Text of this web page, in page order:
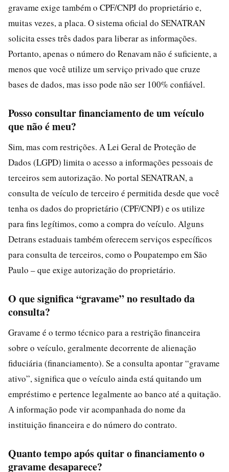
gravame exige também o CPF/CNPJ do proprietário e,
muitas vezes, a placa. O sistema oficial do SENATRAN
solicita esses três dados para liberar as informações.
Portanto, apenas o número do Renavam não é suficiente, a
menos que você utilize um serviço privado que cruze
bases de dados, mas isso pode não ser 100% confiável.
Posso consultar financiamento de um veículo
que não é meu?
Sim, mas com restrições. A Lei Geral de Proteção de
Dados (LGPD) limita o acesso a informações pessoais de
terceiros sem autorização. No portal SENATRAN, a
consulta de veículo de terceiro é permitida desde que você
tenha os dados do proprietário (CPF/CNPJ) e os utilize
para fins legítimos, como a compra do veículo. Alguns
Detrans estaduais também oferecem serviços específicos
para consulta de terceiros, como o Poupatempo em São
Paulo – que exige autorização do proprietário.
O que significa “gravame” no resultado da
consulta?
Gravame é o termo técnico para a restrição financeira
sobre o veículo, geralmente decorrente de alienação
fiduciária (financiamento). Se a consulta apontar “gravame
ativo”, significa que o veículo ainda está quitando um
empréstimo e pertence legalmente ao banco até a quitação.
A informação pode vir acompanhada do nome da
instituição financeira e do número do contrato.
Quanto tempo após quitar o financiamento o
gravame desaparece?